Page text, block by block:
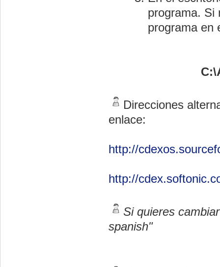
programa. Si
programa en
Direcciones
enlace:
http://
http://
Si quieres
spanish"